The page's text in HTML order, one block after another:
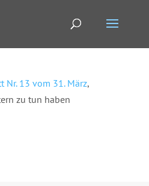
Nr. 13 vom 31. März,
zu tun haben